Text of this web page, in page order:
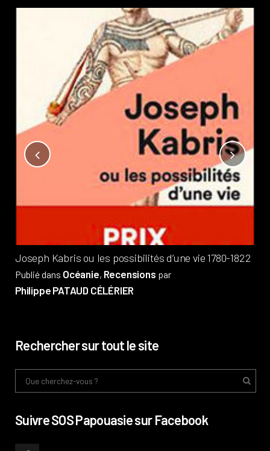
Joseph Kabris ou les possibilités d’une vie 1780-1822
Publié dans Océanie, Recensions par
Philippe PATAUD CÉLÉRIER
Rechercher sur tout le site
Suivre SOS Papouasie sur Facebook